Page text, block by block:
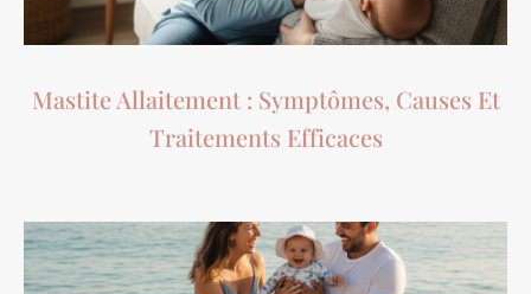
Mastite Allaitement : Symptômes, Causes Et
Traitements Efficaces